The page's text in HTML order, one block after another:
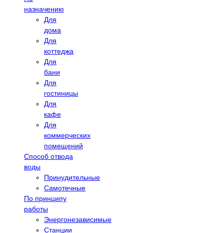
назначению
Для
дома
Для
коттеджа
Для
бани
Для
гостиницы
Для
кафе
Для
коммерческих
помещений
Способ отвода
воды
Принудительные
Самотечные
По принципу
работы
Энергонезависимые
Станции